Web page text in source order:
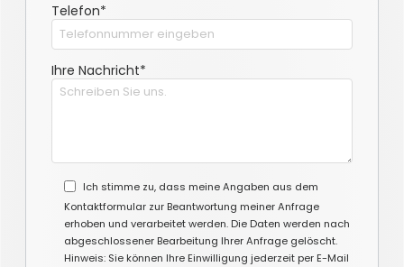
Telefon*
Ihre Nachricht*
Ich stimme zu, dass meine Angaben aus dem
Kontaktformular zur Beantwortung meiner Anfrage
erhoben und verarbeitet werden. Die Daten werden nach
abgeschlossener Bearbeitung Ihrer Anfrage gelöscht.
Hinweis: Sie können Ihre Einwilligung jederzeit per E-Mail